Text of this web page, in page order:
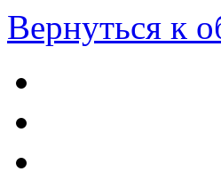
Вернуться к